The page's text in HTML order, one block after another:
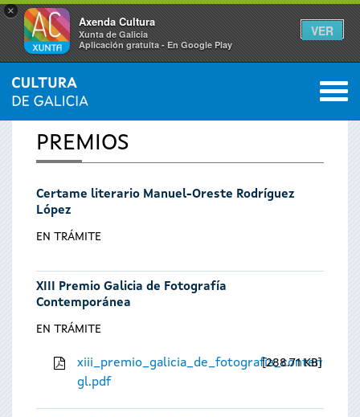
×
Axenda Cultura
Xunta de Galicia
Aplicación gratuíta - En Google Play
VER
Vostede
está
aquí
INICIO 0
PREMIOS
Certame literario Manuel-Oreste Rodríguez
López
EN TRÁMITE
XIII Premio Galicia de Fotografía
Contemporánea
EN TRÁMITE
gl.pdf
288.71 KB